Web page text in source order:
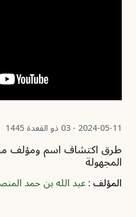
2024-05-11 - 03 ذو القعدة 1445
طرق اكتشاف اسم ومؤلف
المجهولة
المؤلف :عبد الله بن حمد